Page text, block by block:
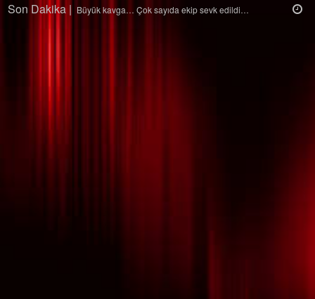
Son Dakika |Ağaçtan düştü…